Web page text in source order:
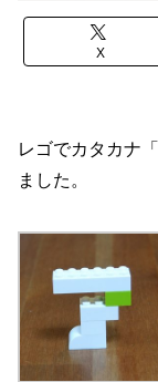
X
レゴでカタカナ
ました。